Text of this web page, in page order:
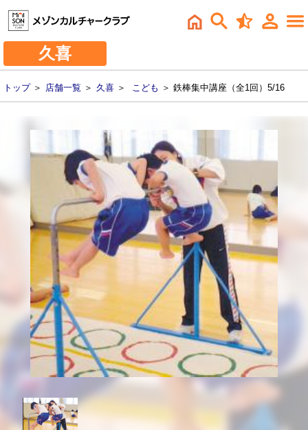
久喜
トップ＞ 店舗一覧 ＞ 久喜 ＞ こども ＞ 鉄棒集中講座（全1回）5/16